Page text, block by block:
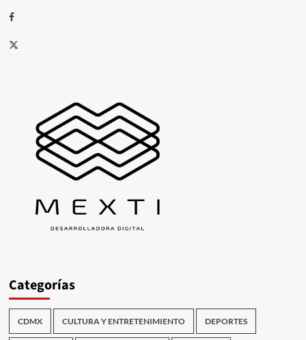
Facebook
X
Categorías
CDMX CULTURA Y ENTRETENIMIENTO DEPORTES